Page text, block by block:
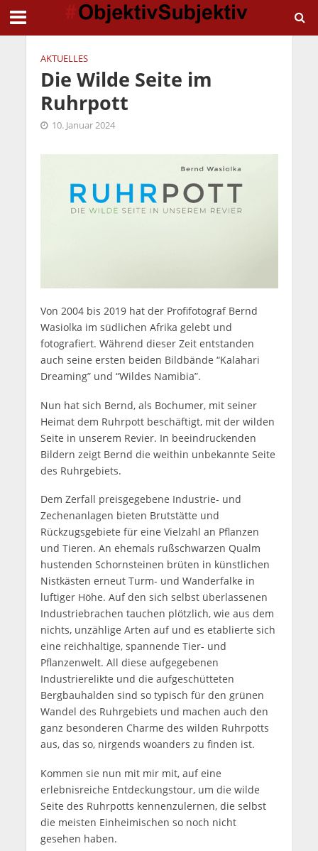
AKTUELLES
Die Wilde Seite im
Ruhrpott
10. Januar 2024
Von 2004 bis 2019 hat der Profifotograf Bernd
Wasiolka im südlichen Afrika gelebt und
fotografiert. Während dieser Zeit entstanden
auch seine ersten beiden Bildbände “Kalahari
Dreaming” und “Wildes Namibia”.
Nun hat sich Bernd, als Bochumer, mit seiner
Heimat dem Ruhrpott beschäftigt, mit der wilden
Seite in unserem Revier. In beeindruckenden
Bildern zeigt Bernd die weithin unbekannte Seite
des Ruhrgebiets.
Dem Zerfall preisgegebene Industrie- und
Zechenanlagen bieten Brutstätte und
Rückzugsgebiete für eine Vielzahl an Pflanzen
und Tieren. An ehemals rußschwarzen Qualm
hustenden Schornsteinen brüten in künstlichen
Nistkästen erneut Turm- und Wanderfalke in
luftiger Höhe. Auf den sich selbst überlassenen
Industriebrachen tauchen plötzlich, wie aus dem
nichts, unzählige Arten auf und es etablierte sich
eine reichhaltige, spannende Tier- und
Pflanzenwelt. All diese aufgegebenen
Industrierelikte und die aufgeschütteten
Bergbauhalden sind so typisch für den grünen
Wandel des Ruhrgebiets und machen auch den
ganz besonderen Charme des wilden Ruhrpotts
aus, das so, nirgends woanders zu finden ist.
Kommen sie nun mit mir mit, auf eine
erlebnisreiche Entdeckungstour, um die wilde
Seite des Ruhrpotts kennenzulernen, die selbst
die meisten Einheimischen so noch nicht
gesehen haben.